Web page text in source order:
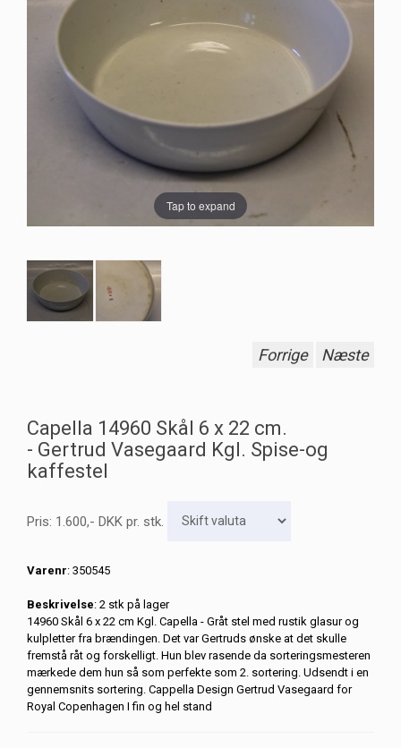
Tap to expand
Forrige Næste
Capella 14960 Skål 6 x 22 cm.
- Gertrud Vasegaard Kgl. Spise-og
kaffestel
Pris: 1.600,- DKK pr. stk.
Varenr: 350545
Beskrivelse: 2 stk på lager
14960 Skål 6 x 22 cm Kgl. Capella - Gråt stel med rustik glasur og
kulpletter fra brændingen. Det var Gertruds ønske at det skulle
fremstå råt og forskelligt. Hun blev rasende da sorteringsmesteren
mærkede dem hun så som perfekte som 2. sortering. Udsendt i en
gennemsnits sortering. Cappella Design Gertrud Vasegaard for
Royal Copenhagen I fin og hel stand